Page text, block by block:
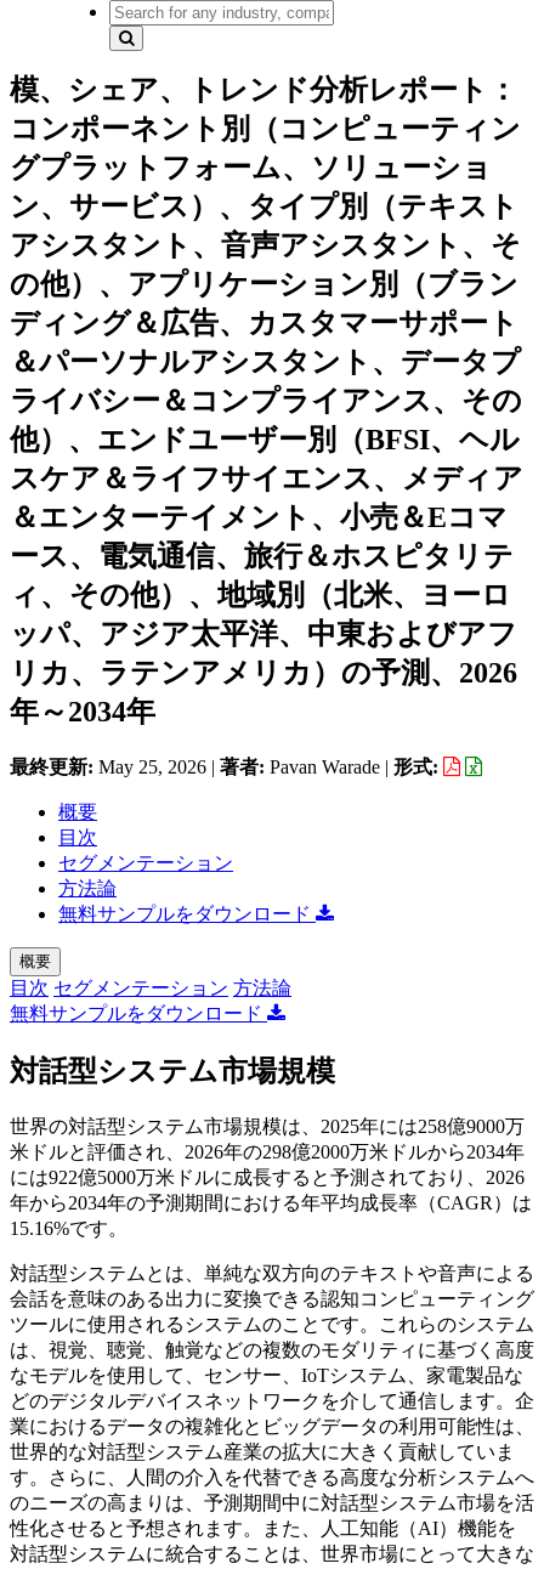
模、シェア、トレンド分析レポート：
コンポーネント別（コンピューティン
グプラットフォーム、ソリューショ
ン、サービス）、タイプ別（テキスト
アシスタント、音声アシスタント、そ
の他）、アプリケーション別（ブラン
ディング＆広告、カスタマーサポート
＆パーソナルアシスタント、データプ
ライバシー＆コンプライアンス、その
他）、エンドユーザー別（BFSI、ヘル
スケア＆ライフサイエンス、メディア
＆エンターテイメント、小売＆Eコマ
ース、電気通信、旅行＆ホスピタリテ
ィ、その他）、地域別（北米、ヨーロ
ッパ、アジア太平洋、中東およびアフ
リカ、ラテンアメリカ）の予測、2026
年～2034年
最終更新: May 25, 2026 | 著者: Pavan Warade | 形式:
概要
目次
セグメンテーション
方法論
無料サンプルをダウンロード
概要
目次 セグメンテーション 方法論
無料サンプルをダウンロード
対話型システム市場規模
世界の対話型システム市場規模は、2025年には258億9000万
米ドルと評価され、2026年の298億2000万米ドルから2034年
には922億5000万米ドルに成長すると予測されており、2026
年から2034年の予測期間における年平均成長率（CAGR）は
15.16%です。
対話型システムとは、単純な双方向のテキストや音声による
会話を意味のある出力に変換できる認知コンピューティング
ツールに使用されるシステムのことです。これらのシステム
は、視覚、聴覚、触覚などの複数のモダリティに基づく高度
なモデルを使用して、センサー、IoTシステム、家電製品な
どのデジタルデバイスネットワークを介して通信します。企
業におけるデータの複雑化とビッグデータの利用可能性は、
世界的な対話型システム産業の拡大に大きく貢献していま
す。さらに、人間の介入を代替できる高度な分析システムへ
のニーズの高まりは、予測期間中に対話型システム市場を活
性化させると予想されます。また、人工知能（AI）機能を
対話型システムに統合することは、世界市場にとって大きな